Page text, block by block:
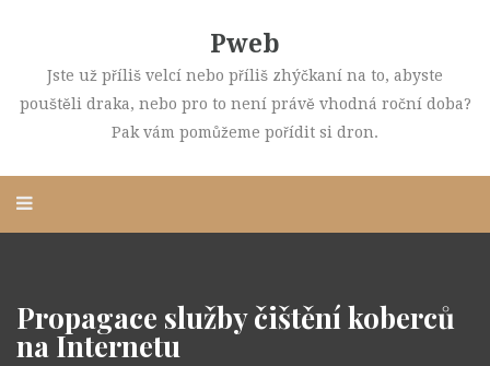
Pweb
Jste už příliš velcí nebo příliš zhýčkaní na to, abyste
pouštěli draka, nebo pro to není právě vhodná roční doba?
Pak vám pomůžeme pořídit si dron.
Propagace služby čištění koberců
na Internetu